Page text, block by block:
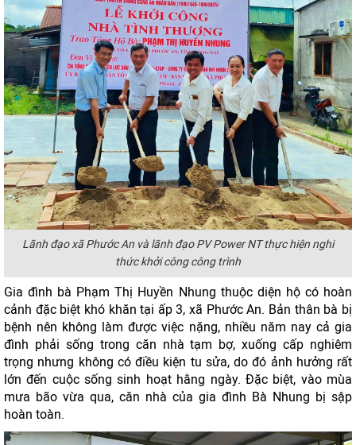
Lãnh đạo xã Phước An và lãnh đạo PV Power NT thực hiện nghi
thức khởi công công trình
Gia đình bà Phạm Thị Huyền Nhung thuộc diện hộ có hoàn
cảnh đặc biệt khó khăn tại ấp 3, xã Phước An. Bản thân bà bị
bệnh nên không làm được việc nặng, nhiều năm nay cả gia
đình phải sống trong căn nhà tạm bợ, xuống cấp nghiêm
trọng nhưng không có điều kiện tu sửa, do đó ảnh hưởng rất
lớn đến cuộc sống sinh hoạt hằng ngày. Đặc biệt, vào mùa
mưa bão vừa qua, căn nhà của gia đình Bà Nhung bị sập
hoàn toàn.